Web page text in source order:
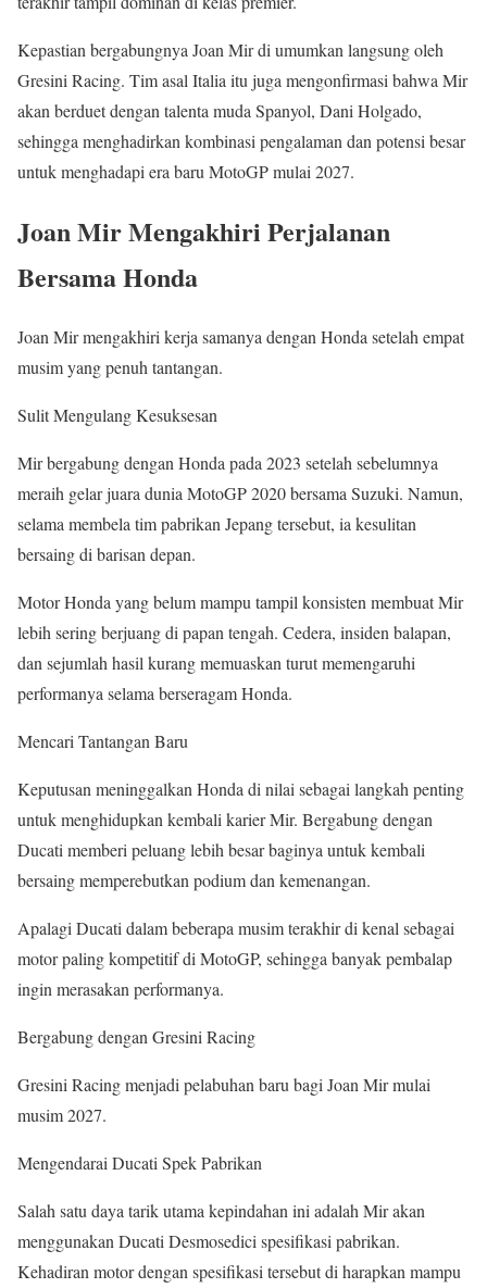
Kepastian bergabungnya Joan Mir di umumkan langsung oleh
Gresini Racing. Tim asal Italia itu juga mengonfirmasi bahwa Mir
akan berduet dengan talenta muda Spanyol, Dani Holgado,
sehingga menghadirkan kombinasi pengalaman dan potensi besar
untuk menghadapi era baru MotoGP mulai 2027.
Joan Mir Mengakhiri Perjalanan
Bersama Honda
Joan Mir mengakhiri kerja samanya dengan Honda setelah empat
musim yang penuh tantangan.
Sulit Mengulang Kesuksesan
Mir bergabung dengan Honda pada 2023 setelah sebelumnya
meraih gelar juara dunia MotoGP 2020 bersama Suzuki. Namun,
selama membela tim pabrikan Jepang tersebut, ia kesulitan
bersaing di barisan depan.
Motor Honda yang belum mampu tampil konsisten membuat Mir
lebih sering berjuang di papan tengah. Cedera, insiden balapan,
dan sejumlah hasil kurang memuaskan turut memengaruhi
performanya selama berseragam Honda.
Mencari Tantangan Baru
Keputusan meninggalkan Honda di nilai sebagai langkah penting
untuk menghidupkan kembali karier Mir. Bergabung dengan
Ducati memberi peluang lebih besar baginya untuk kembali
bersaing memperebutkan podium dan kemenangan.
Apalagi Ducati dalam beberapa musim terakhir di kenal sebagai
motor paling kompetitif di MotoGP, sehingga banyak pembalap
ingin merasakan performanya.
Bergabung dengan Gresini Racing
Gresini Racing menjadi pelabuhan baru bagi Joan Mir mulai
musim 2027.
Mengendarai Ducati Spek Pabrikan
Salah satu daya tarik utama kepindahan ini adalah Mir akan
menggunakan Ducati Desmosedici spesifikasi pabrikan.
Kehadiran motor dengan spesifikasi tersebut di harapkan mampu